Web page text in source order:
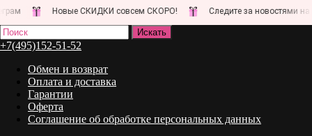
Новые СКИДКИ совсем СКОРО! Следите за новостями на
+7(495)152-51-52
Обмен и возврат
Оплата и доставка
Гарантии
Оферта
Соглашение об обработке персональных данных